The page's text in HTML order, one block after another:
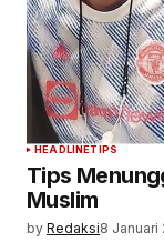
HEADLINETIPS
Tips
Muslim
by Redaksi8 Januari